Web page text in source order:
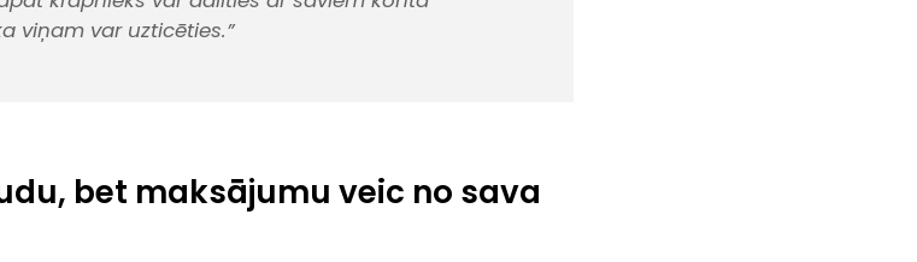
viņam var uzticēties.”
bet maksājumu veic no sava